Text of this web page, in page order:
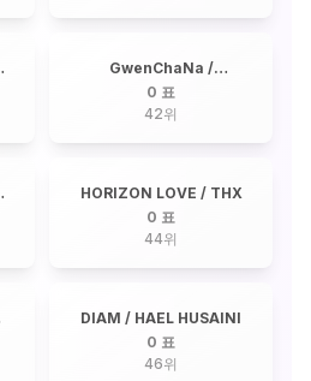
GwenChaNa /
7DNIGHT
0 표
42위
HORIZON LOVE / THX
0 표
44위
DIAM / HAEL HUSAINI
0 표
46위